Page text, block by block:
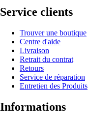
Service clients
Trouver une boutique
Centre d'aide
Livraison
Retrait du contrat
Retours
Service de réparation
Entretien des Produits
Informations